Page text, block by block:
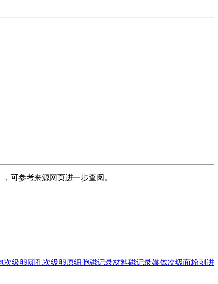
可参考来源网页进一步查阅。
次级卵圆孔次级卵原细胞磁记录材料磁记录媒体次级面粉刺进